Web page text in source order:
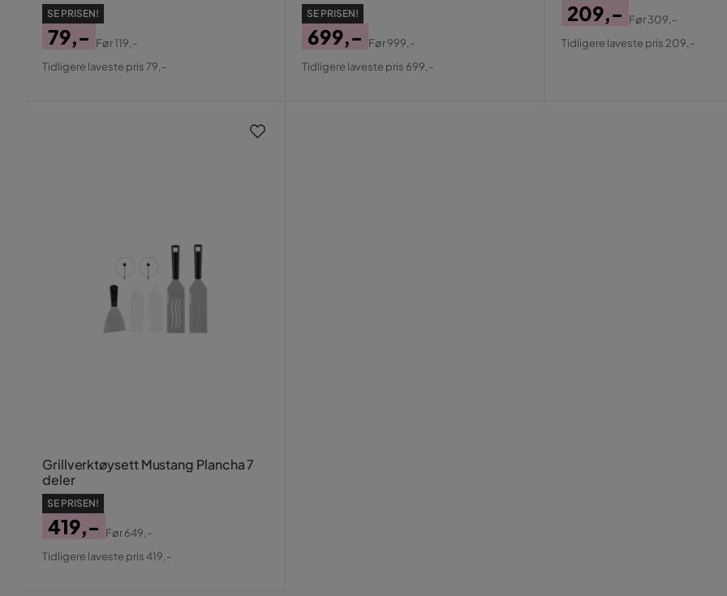
SE PRISEN!
Pris
79,-
Original
Før119,-
Tidligere laveste pris 79,-
SE PRISEN!
Pris
699,-
Original
Før999,-
Tidligere laveste pris 699,-
Pris
209,-
Original
Før309,-
Tidligere laveste pris 209,-
Grillverktøysett Mustang Plancha 7
deler
SE PRISEN!
Pris
419,-
Original
Før649,-
Tidligere laveste pris 419,-